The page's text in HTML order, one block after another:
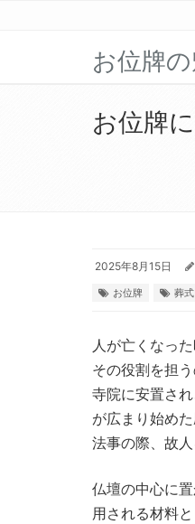
お位牌
お位牌
2025年8月15日
お位牌 葬式
人が亡くなっ
その役割を担
寺院に安置さ
が広まり始め
法事の際、故
仏壇の中心に
用される材料